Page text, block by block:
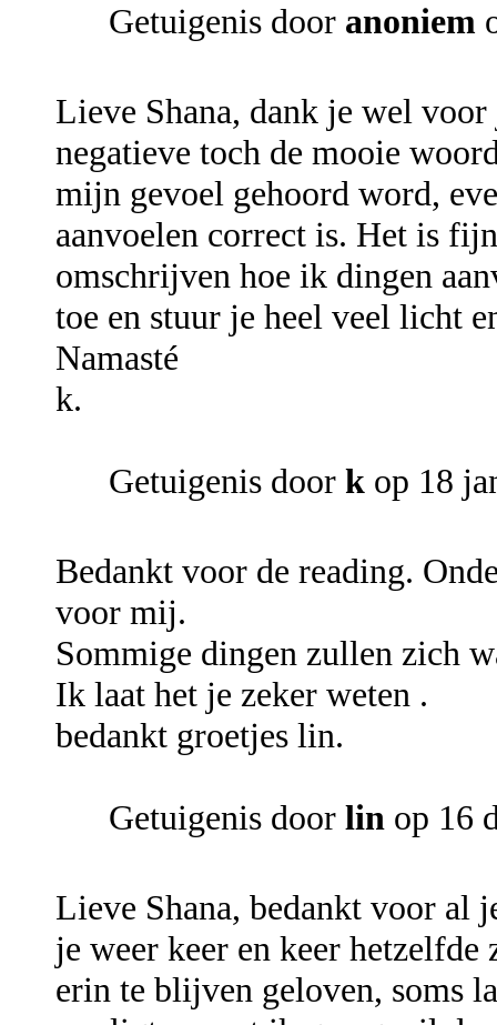
Getuigenis door anoniem
Lieve Shana, dank je wel
negatieve toch de mooie
mijn gevoel gehoord word,
aanvoelen correct is. Het is
omschrijven hoe ik dingen
toe en stuur je heel veel licht
Namasté
k.
Getuigenis door k op 18
Bedankt voor de reading.
voor mij.
Sommige dingen zullen zich
Ik laat het je zeker weten .
bedankt groetjes lin.
Getuigenis door lin op 16
Lieve Shana, bedankt voor al
je weer keer en keer
erin te blijven geloven, soms